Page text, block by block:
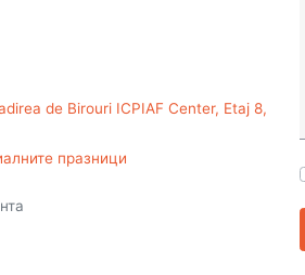
de Birouri ICPIAF Center, Etaj 8,
празници